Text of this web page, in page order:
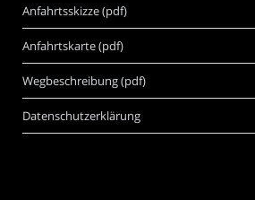
Anfahrtsskizze (pdf)
Anfahrtskarte (pdf)
Wegbeschreibung (pdf)
Datenschutzerklärung